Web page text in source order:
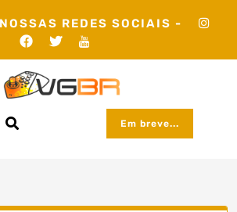
REDES SOCIAIS -
Em breve...